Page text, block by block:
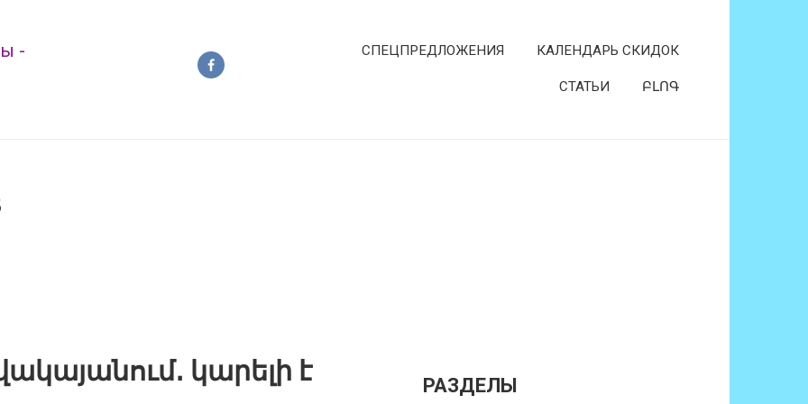
СПЕЦПРЕДЛОЖЕНИЯ КАЛЕНДАРЬ СКИДОК
СТАТЬИ ԲԼՈԳ
կարելի է
РАЗДЕЛЫ